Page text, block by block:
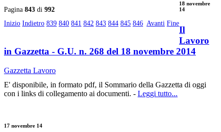
Pagina 843 di 992
Inizio Indietro 839 840 841 842 843 844 845 846 Avanti Fine
18 novembre
14
Il
Lavoro
in Gazzetta - G.U. n. 268 del 18 novembre 2014
Gazzetta Lavoro
E' disponibile, in formato pdf, il Sommario della Gazzetta di oggi
con i links di collegamento ai documenti. - Leggi tutto...
17 novembre 14